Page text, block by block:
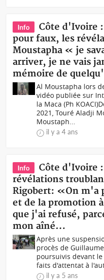
Info
Côte d'Ivoire :
pour faux, les
Moustapha « je
arriver, je ne vais
mémoire de
Al Moustapha lors
vidéo publiée sur
la Maca (Ph
2021, Touré Aladji
Moustaph...
il y a 4 ans
Info
Côte d'Ivoire :
révélations
Rigobert: «On m'a
et de la promotion
que j'ai refusé,
mon aîné...
Après une
procès de
poursuivis devant
faits d'attentat à
il y a 5 ans